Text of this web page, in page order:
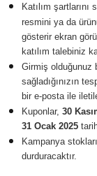
Katılım şartlarını
resmini ya da
gösterir ekran
katılım talebiniz
Girmiş olduğunuz
sağladığınızın
bir e-posta ile
Kuponlar, 30
31 Ocak 2025
Kampanya
durduracaktır.